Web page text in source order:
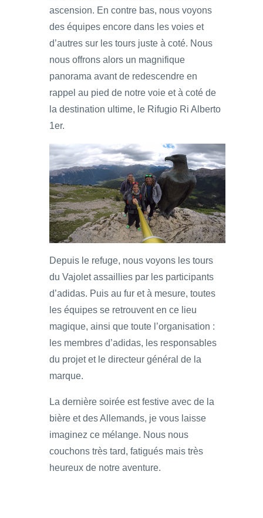
ascension. En contre bas, nous voyons
des équipes encore dans les voies et
d’autres sur les tours juste à coté. Nous
nous offrons alors un magnifique
panorama avant de redescendre en
rappel au pied de notre voie et à coté de
la destination ultime, le Rifugio Ri Alberto
1er.
Depuis le refuge, nous voyons les tours
du Vajolet assaillies par les participants
d’adidas. Puis au fur et à mesure, toutes
les équipes se retrouvent en ce lieu
magique, ainsi que toute l’organisation :
les membres d’adidas, les responsables
du projet et le directeur général de la
marque.
La dernière soirée est festive avec de la
bière et des Allemands, je vous laisse
imaginez ce mélange. Nous nous
couchons très tard, fatigués mais très
heureux de notre aventure.